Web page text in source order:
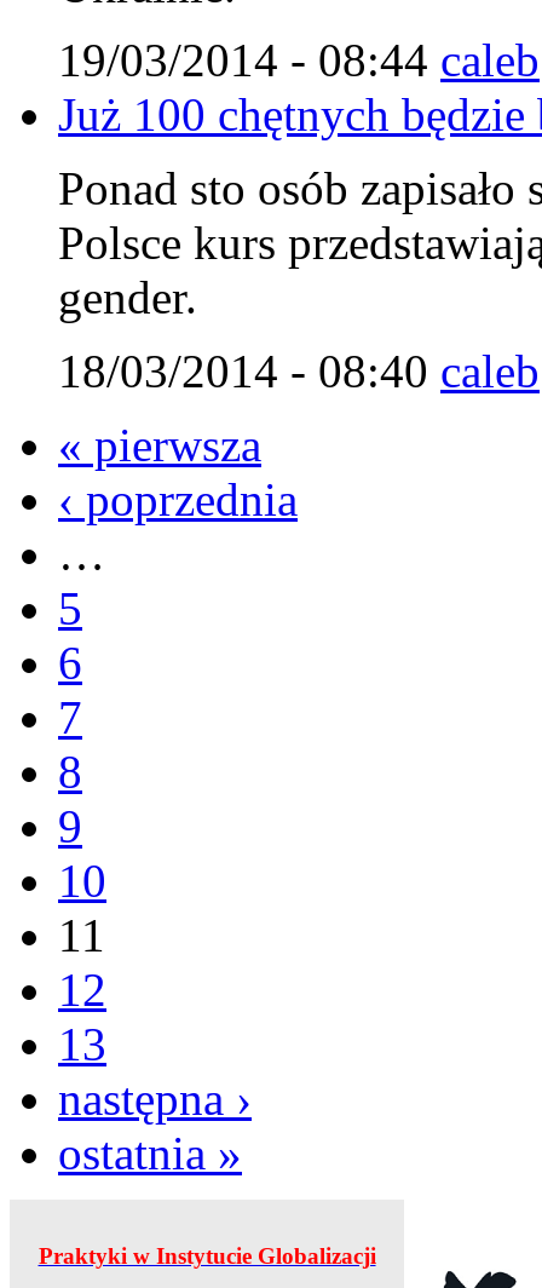
19/03/2014 - 08:44 caleb
Już 100 chętnych
Ponad sto osób
Polsce kurs
gender.
18/03/2014 - 08:40 caleb
« pierwsza
‹ poprzednia
…
5
6
7
8
9
10
11
12
13
następna ›
ostatnia »
Praktyki w Instytucie Globalizacji